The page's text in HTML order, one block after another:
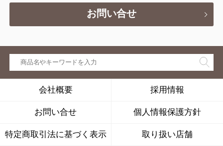
お問い合せ
会社概要 採用情報
お問い合せ 個人情報保護方針
特定商取引法に基づく表示 取り扱い店舗